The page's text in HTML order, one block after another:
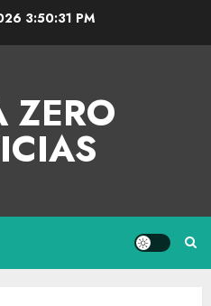
3:50:31 PM
ZERO